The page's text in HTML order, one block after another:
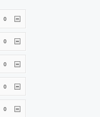
0
0
0
0
0